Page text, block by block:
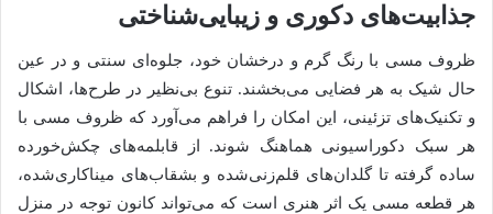
جذابیت‌های دکوری و زیبایی‌شناختی
ظروف مسی با رنگ گرم و درخشان خود، جلوه‌ای سنتی و در عین
حال شیک به هر فضایی می‌بخشند. تنوع بی‌نظیر در طرح‌ها، اشکال
و تکنیک‌های تزئینی، این امکان را فراهم می‌آورد که ظروف مسی با
هر سبک دکوراسیونی هماهنگ شوند. از قابلمه‌های چکش‌خورده
ساده گرفته تا گلدان‌های قلم‌زنی‌شده و بشقاب‌های میناکاری‌شده،
هر قطعه مسی یک اثر هنری است که می‌تواند کانون توجه در منزل